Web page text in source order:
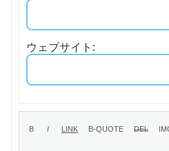
ウェブサイト: